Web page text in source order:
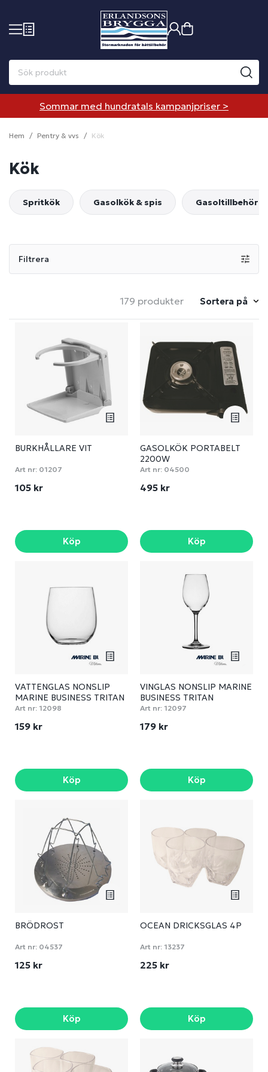
Sommar med hundratals kampanjpriser >
Hem Pentry & vvs Kök
Kök
Spritkök Gasolkök & spis Gasoltillbehör
Filtrera
179 produkter Sortera på
BURKHÅLLARE VIT
Art nr: 01207
105 kr
Köp
GASOLKÖK PORTABELT
2200W
Art nr: 04500
495 kr
Köp
VATTENGLAS NONSLIP
MARINE BUSINESS TRITAN
Art nr: 12098
159 kr
Köp
VINGLAS NONSLIP MARINE
BUSINESS TRITAN
Art nr: 12097
179 kr
Köp
BRÖDROST
Art nr: 04537
125 kr
Köp
OCEAN DRICKSGLAS 4P
Art nr: 13237
225 kr
Köp